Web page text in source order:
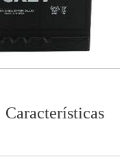
Características